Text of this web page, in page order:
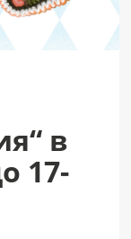
в
17-